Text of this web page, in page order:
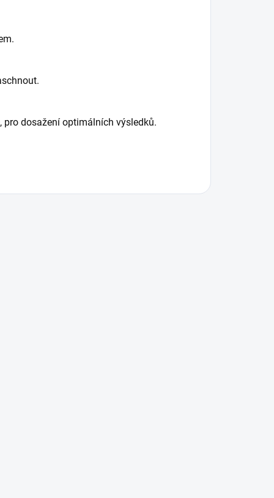
pro dosažení optimálních výsledků.